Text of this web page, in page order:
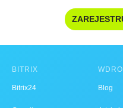
BITRIX
Bitrix24 Blog